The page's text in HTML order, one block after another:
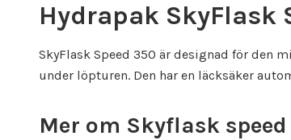
Hydrapak SkyFlask
SkyFlask Speed 350 är designad för den
under löpturen. Den har en läcksäker
Mer om Skyflask